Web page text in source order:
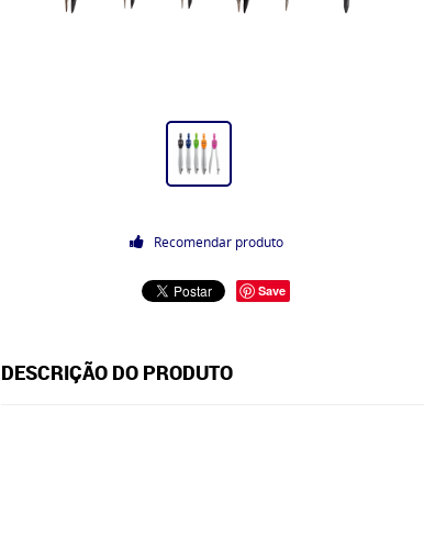
Recomendar produto
Save
DESCRIÇÃO DO PRODUTO